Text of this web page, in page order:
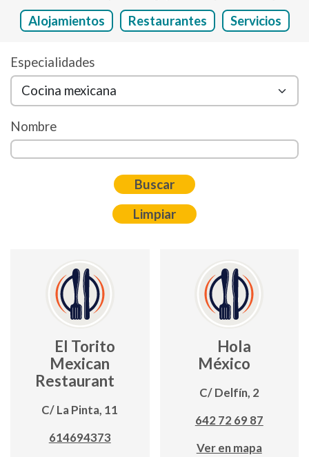
Alojamientos
Restaurantes Servicios
Especialidades
Nombre
El Torito
Mexican
Restaurant
C/ La Pinta, 11
614694373
Hola
México
C/ Delfín, 2
642 72 69 87
Ver en mapa